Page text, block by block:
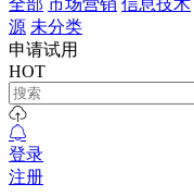
全部 市场营销 信息技术
源 未分类
申请试用
HOT
登录
注册